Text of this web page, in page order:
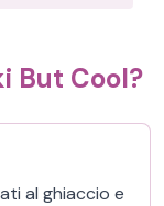
But Cool?
al ghiaccio e